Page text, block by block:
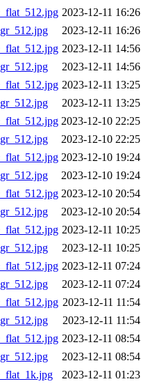
2023-12-11 16:26
2023-12-11 16:26
2023-12-11 14:56
2023-12-11 14:56
2023-12-11 13:25
2023-12-11 13:25
2023-12-10 22:25
2023-12-10 22:25
2023-12-10 19:24
2023-12-10 19:24
2023-12-10 20:54
2023-12-10 20:54
2023-12-11 10:25
2023-12-11 10:25
2023-12-11 07:24
2023-12-11 07:24
2023-12-11 11:54
2023-12-11 11:54
2023-12-11 08:54
2023-12-11 08:54
2023-12-11 01:23